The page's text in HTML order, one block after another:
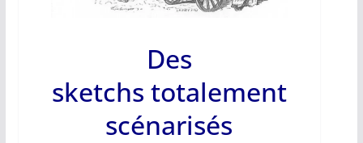
Des
sketchs totalement
scénarisés